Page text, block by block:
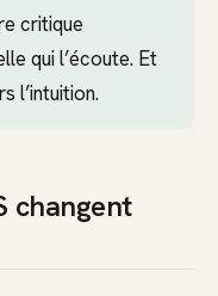
critique
qui l’écoute. Et
l’intuition.
changent